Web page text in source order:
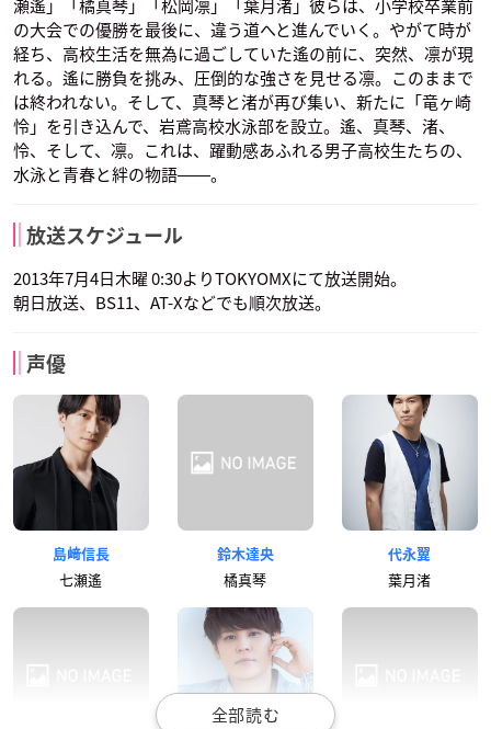
瀬遙」「橘真琴」「松岡凛」「葉月渚」彼らは、小学校卒業前
の大会での優勝を最後に、違う道へと進んでいく。やがて時が
経ち、高校生活を無為に過ごしていた遙の前に、突然、凛が現
れる。遙に勝負を挑み、圧倒的な強さを見せる凛。このままで
は終われない。そして、真琴と渚が再び集い、新たに「竜ヶ崎
怜」を引き込んで、岩鳶高校水泳部を設立。遙、真琴、渚、
怜、そして、凛。これは、躍動感あふれる男子高校生たちの、
水泳と青春と絆の物語――。
放送スケジュール
2013年7月4日木曜 0:30よりTOKYOMXにて放送開始。
朝日放送、BS11、AT-Xなどでも順次放送。
声優
島﨑信長
七瀬遙
鈴木達央
橘真琴
代永翼
葉月渚